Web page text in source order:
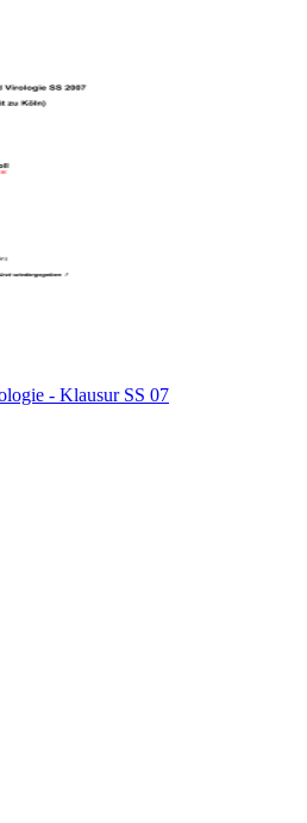
- Klausur SS 07